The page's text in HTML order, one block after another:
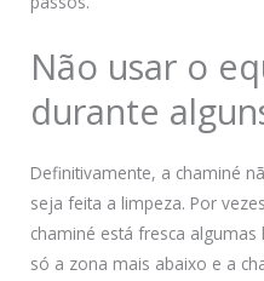
Não usar o
durante
Definitivamente, a chaminé
seja feita a limpeza. Por
chaminé está fresca
só a zona mais abaixo e a